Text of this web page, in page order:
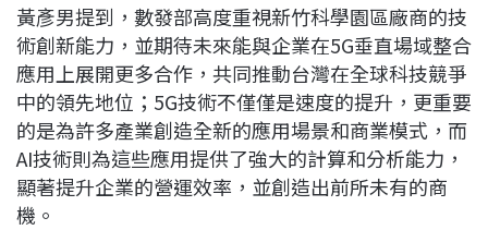
黃彥男提到，數發部高度重視新竹科學園區廠商的技
術創新能力，並期待未來能與企業在5G垂直場域整合
應用上展開更多合作，共同推動台灣在全球科技競爭
中的領先地位；5G技術不僅僅是速度的提升，更重要
的是為許多產業創造全新的應用場景和商業模式，而
AI技術則為這些應用提供了強大的計算和分析能力，
顯著提升企業的營運效率，並創造出前所未有的商
機。